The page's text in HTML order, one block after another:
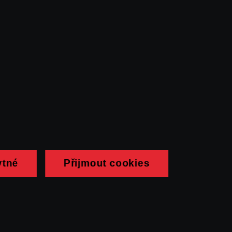
Přijmout cookies